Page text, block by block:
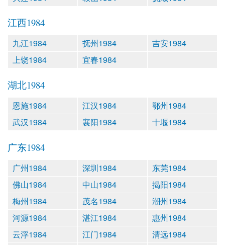
江西1984
九江1984 抚州1984
吉安1984
上饶1984
宜春1984
湖北1984
恩施1984 江汉1984
鄂州1984
武汉1984
襄阳1984 十堰1984
广东1984
广州1984 深圳1984
东莞1984
佛山1984
中山1984
揭阳1984
梅州1984
茂名1984
潮州1984
河源1984
湛江1984
惠州1984
云浮1984
江门1984
清远1984